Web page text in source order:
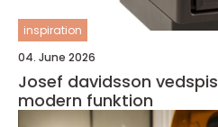
inspiration
04. June 2026
Josef davidsson vedspis klassisk värme med
modern funktion